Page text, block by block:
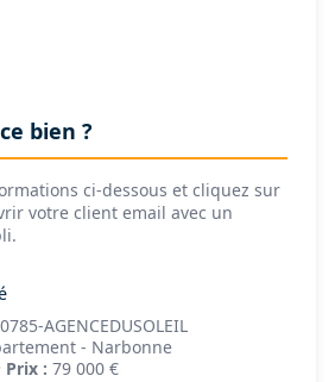
bien ?
ci-dessous et cliquez sur
votre client email avec un
AGENCEDUSOLEIL
- Narbonne
Prix : 79 000 €